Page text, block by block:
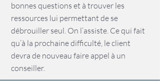
bonnes questions et à trouver les
ressources lui permettant de se
débrouiller seul. On l’assiste. Ce qui fait
qu’à la prochaine difficulté, le client
devra de nouveau faire appel à un
conseiller.